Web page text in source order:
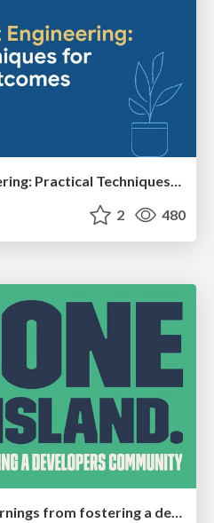
Gemini Prompt Engineering: Practical Techniques for Tangible AI Outcomes
2 480
No one is an island. Learnings from fostering a developers community.